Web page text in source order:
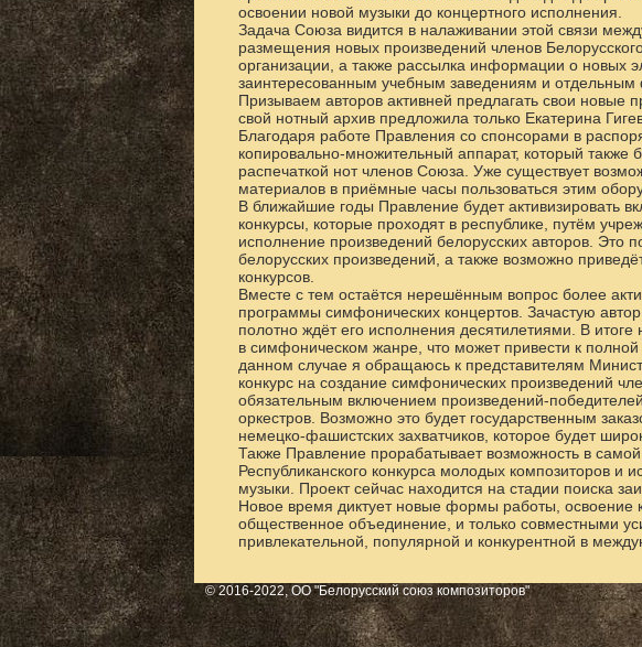
освоении новой музыки до концертного исполнения.
Задача Союза видится в налаживании этой связи
размещения новых произведений членов
организации, а также рассылка информации о новых
заинтересованным учебным заведениям и отдельным
Призываем авторов активней предлагать свои новые
свой нотный архив предложила только Екатерина
Благодаря работе Правления со спонсорами в
копировально-множительный аппарат, который также
распечаткой нот членов Союза. Уже существует
материалов в приёмные часы пользоваться этим
В ближайшие годы Правление будет активизировать
конкурсы, которые проходят в республике, путём
исполнение произведений белорусских авторов. Это
белорусских произведений, а также возможно
конкурсов.
Вместе с тем остаётся нерешённым вопрос более
программы симфонических концертов. Зачастую
полотно ждёт его исполнения десятилетиями. В
в симфоническом жанре, что может привести к полной
данном случае я обращаюсь к представителям
конкурс на создание симфонических произведений
обязательным включением произведений-
оркестров. Возможно это будет государственным
немецко-фашистских захватчиков, которое будет
Также Правление прорабатывает возможность в
Республиканского конкурса молодых композиторов и
музыки. Проект сейчас находится на стадии поиска
Новое время диктует новые формы работы,
общественное объединение, и только совместными
привлекательной, популярной и конкурентной в
© 2016-2022, OO "Белорусский союз композиторов"